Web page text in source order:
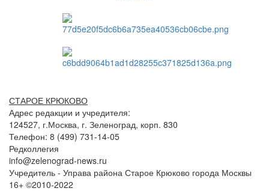
СТАРОЕ КРЮКОВО
Адрес редакции и учредителя:
124527, г.Москва, г. Зеленоград, корп. 830
Телефон: 8 (499) 731-14-05
Редколлегия
info@zelenograd-news.ru
Учредитель - Управа района Старое Крюково города Москвы
16+ ©2010-2022